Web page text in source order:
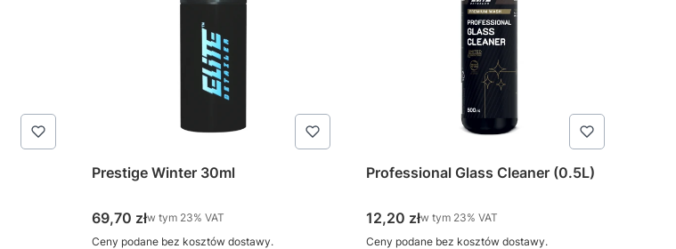
Prestige Winter 30ml
Cena brutto
69,70 złw tym %s VAT
w tym 23% VAT
Ceny podane bez kosztów dostawy.
Professional Glass Cleaner (0.5L)
Cena brutto
12,20 złw tym %s VAT
w tym 23% VAT
Ceny podane bez kosztów dostawy.